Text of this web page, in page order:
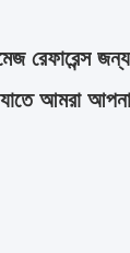
রেফারেন্স
আমরা